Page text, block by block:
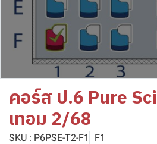
คอร์ส ป.6 Pure
เทอม 2/68
SKU : P6PSE-T2-F1 F1